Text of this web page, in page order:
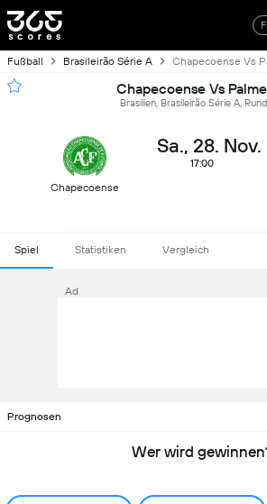
Fußball Brasileirão Série A Chapecoense Vs
Chapecoense Vs
Brasilien, Brasileirão Série A,
Chapecoense
Sa., 28. Nov.
17:00
Spiel Statistiken Vergleich
Ad
Prognosen
Wer wird